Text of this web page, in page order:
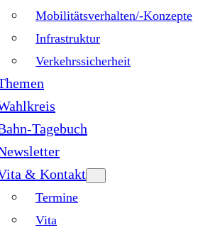
Mobilitätsverhalten/-Konzepte
Infrastruktur
Verkehrssicherheit
Tagebuch
& Kontakt
Termine
Vita